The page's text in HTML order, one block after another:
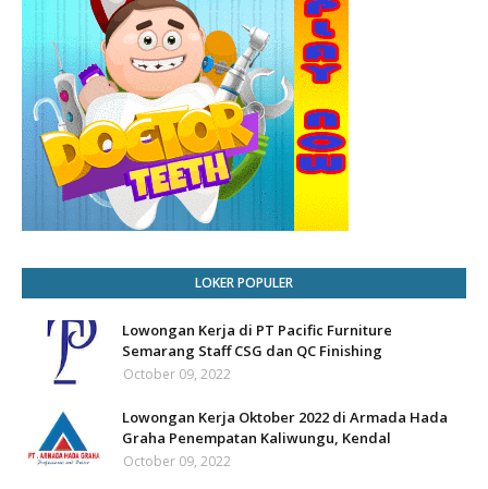
LOKER POPULER
Lowongan Kerja di PT Pacific Furniture
Semarang Staff CSG dan QC Finishing
October 09, 2022
Lowongan Kerja Oktober 2022 di Armada Hada
Graha Penempatan Kaliwungu, Kendal
October 09, 2022